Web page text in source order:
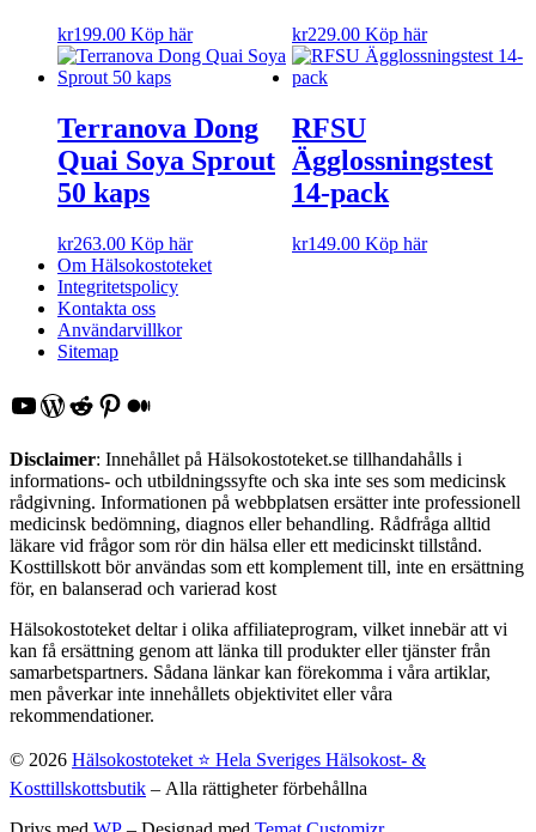
kr199.00 Köp här kr229.00 Köp här
Terranova Dong
Quai Soya Sprout
50 kaps
kr263.00 Köp här
RFSU
Ägglossningstest
14-pack
kr149.00 Köp här
Om Hälsokostoteket
Integritetspolicy
Kontakta oss
Användarvillkor
Sitemap
YouTube
WordPress
Reddit
Pinterest
Medium
Disclaimer: Innehållet på Hälsokostoteket.se tillhandahålls i
informations- och utbildningssyfte och ska inte ses som medicinsk
rådgivning. Informationen på webbplatsen ersätter inte professionell
medicinsk bedömning, diagnos eller behandling. Rådfråga alltid
läkare vid frågor som rör din hälsa eller ett medicinskt tillstånd.
Kosttillskott bör användas som ett komplement till, inte en ersättning
för, en balanserad och varierad kost
Hälsokostoteket deltar i olika affiliateprogram, vilket innebär att vi
kan få ersättning genom att länka till produkter eller tjänster från
samarbetspartners. Sådana länkar kan förekomma i våra artiklar,
men påverkar inte innehållets objektivitet eller våra
rekommendationer.
© 2026 Hälsokostoteket ⭐️ Hela Sveriges Hälsokost- &
Kosttillskottsbutik – Alla rättigheter förbehållna